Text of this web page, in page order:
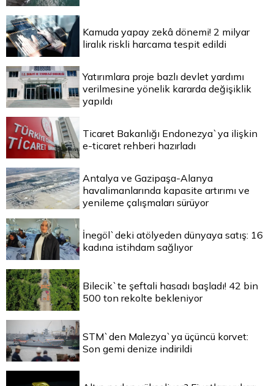
Kamuda yapay zekâ dönemi! 2 milyar
liralık riskli harcama tespit edildi
Yatırımlara proje bazlı devlet yardımı
verilmesine yönelik kararda değişiklik
yapıldı
Ticaret Bakanlığı Endonezya`ya ilişkin
e-ticaret rehberi hazırladı
Antalya ve Gazipaşa-Alanya
havalimanlarında kapasite artırımı ve
yenileme çalışmaları sürüyor
İnegöl`deki atölyeden dünyaya satış: 16
kadına istihdam sağlıyor
Bilecik`te şeftali hasadı başladı! 42 bin
500 ton rekolte bekleniyor
STM`den Malezya`ya üçüncü korvet:
Son gemi denize indirildi